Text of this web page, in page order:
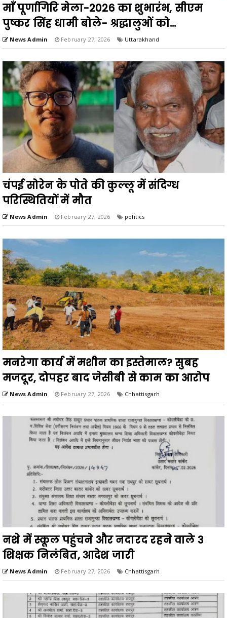
माँ पूर्णागिरि मेला-2026 का शुभारंभ, सीएम
पुष्कर सिंह धामी बोले- श्रद्धालुओं को...
News Admin February 27, 2026 Uttarakhand
चंपई सोरेन के पोते की कुल्लू में संदिग्ध
परिस्थितियों में मौत
News Admin February 27, 2026 politics
मनरेगा कार्य में मशीन का इस्तेमाल? सुबह
मजदूर, दोपहर बाद जेसीबी से काम का आरोप
News Admin February 27, 2026 Chhattisgarh
नशे में स्कूल पहुंचने और नदारद रहने वाले 3
शिक्षक निलंबित, आदेश जारी
News Admin February 27, 2026 Chhattisgarh